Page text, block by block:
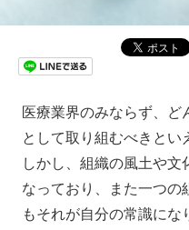
医療業界のみならず、ど
として取り組むべきとい
しかし、組織の風土や
なっており、また一つの
もそれが自分の常識に